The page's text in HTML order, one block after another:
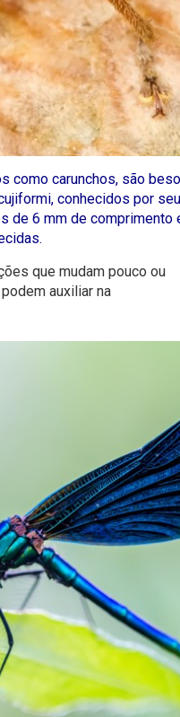
como carunchos, são
conhecidos por
de 6 mm de
que mudam pouco ou
auxiliar na